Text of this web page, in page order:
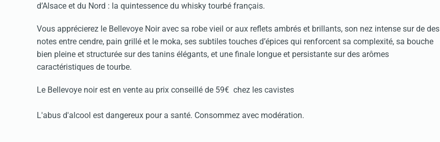
d’Alsace et du Nord : la quintessence du whisky tourbé français.
Vous apprécierez le Bellevoye Noir avec sa robe vieil or aux reflets ambrés et brillants, son nez intense sur de des
notes entre cendre, pain grillé et le moka, ses subtiles touches d’épices qui renforcent sa complexité, sa bouche
bien pleine et structurée sur des tanins élégants, et une finale longue et persistante sur des arômes
caractéristiques de tourbe.
Le Bellevoye noir est en vente au prix conseillé de 59€ chez les cavistes
L'abus d'alcool est dangereux pour a santé. Consommez avec modération.